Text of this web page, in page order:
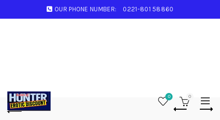
OUR PHONE NUMBER: 0221-801 58860
0 0